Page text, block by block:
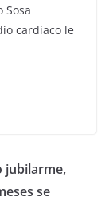
Sosa
cardíaco le
jubilarme,
se